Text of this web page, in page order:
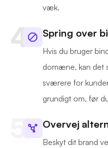
væk.
Spring over
Hvis du bruger
domæne, kan det
sværere for
grundigt om, før
Overvej
Beskyt dit brand